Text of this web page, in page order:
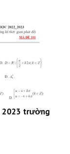
2023 trường